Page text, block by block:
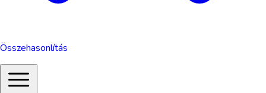
Összehasonlítás